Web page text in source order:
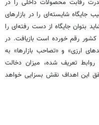
رقابت محصولات داخلی را در
جایگاه شایسته‌ای را در بازار‌های
بتوان جایگاه از دست رفته‌ای را
رقم خورده است بازیافت. در
ارزی» و «تصاحب بازار‌ها» به
روابط تعریف شده، میزان دخالت
این اهداف نقش بسزایی خواهد